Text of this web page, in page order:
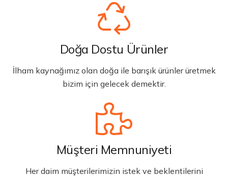
Doğa Dostu Ürünler
İlham kaynağımız olan doğa ile barışık ürünler üretmek
bizim için gelecek demektir.
Müşteri Memnuniyeti
Her daim müşterilerimizin istek ve beklentilerini